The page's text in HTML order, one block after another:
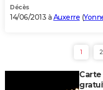
Décès
14/06/2013 à Auxerre (
1 2